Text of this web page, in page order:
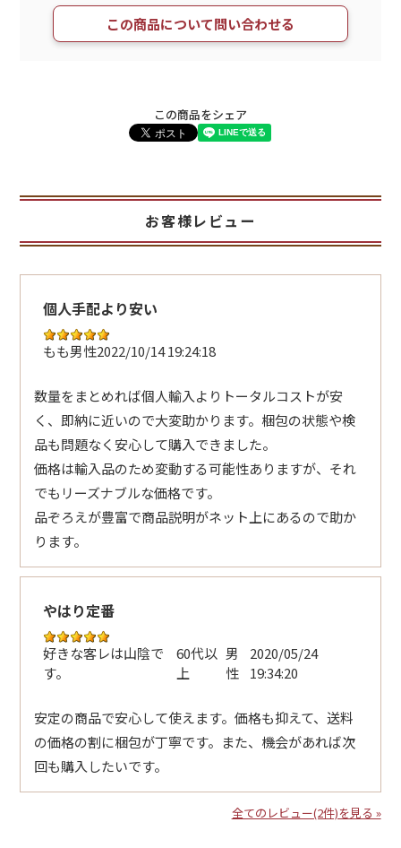
この商品について問い合わせる
この商品をシェア
お客様レビュー
個人手配より安い
もも男性2022/10/14 19:24:18
数量をまとめれば個人輸入よりトータルコストが安
く、即納に近いので大変助かります。梱包の状態や検
品も問題なく安心して購入できました。
価格は輸入品のため変動する可能性ありますが、それ
でもリーズナブルな価格です。
品ぞろえが豊富で商品説明がネット上にあるので助か
ります。
やはり定番
好きな客レは山陰で
す。
60代以
上
男
性
2020/05/24
19:34:20
安定の商品で安心して使えます。価格も抑えて、送料
の価格の割に梱包が丁寧です。また、機会があれば次
回も購入したいです。
全てのレビュー(2件)を見る »